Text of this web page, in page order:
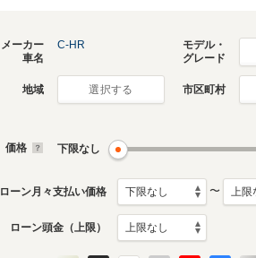
メーカー
車名
C-HR
モデル・
グレード
地域 選択する 市区町村
価格 下限なし
ローン月々支払い価格 〜
ローン頭金（上限）